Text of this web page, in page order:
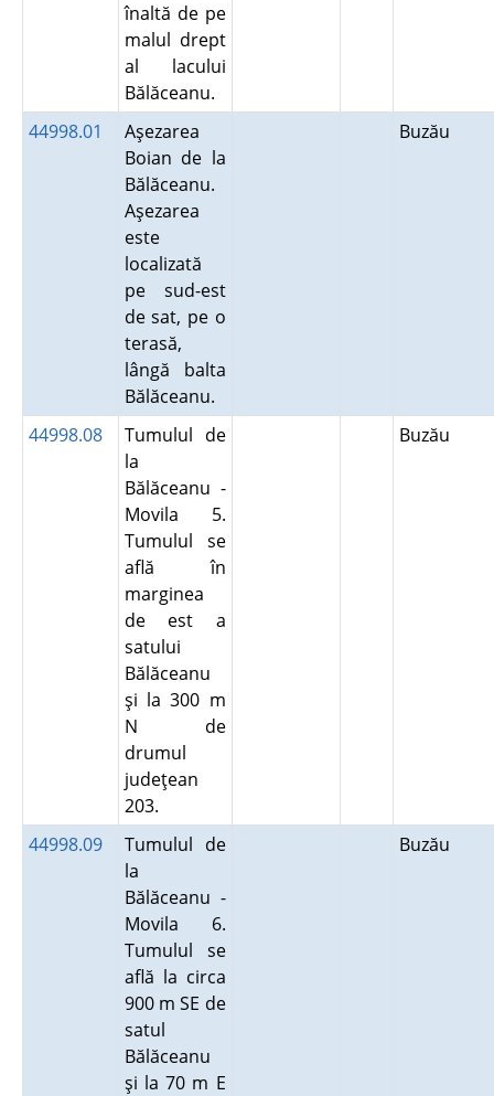
înaltă de pe
malul drept
al lacului
Bălăceanu.
44998.01
Aşezarea
Boian de la
Bălăceanu.
Aşezarea
este
localizată
pe sud-est
de sat, pe o
terasă,
lângă balta
Bălăceanu.
Buzău
44998.08
Tumulul de
la
Bălăceanu -
Movila 5.
Tumulul se
află în
marginea
de est a
satului
Bălăceanu
şi la 300 m
N de
drumul
judeţean
203.
Buzău
44998.09
Tumulul de
la
Bălăceanu -
Movila 6.
Tumulul se
află la circa
900 m SE de
satul
Bălăceanu
şi la 70 m E
Buzău